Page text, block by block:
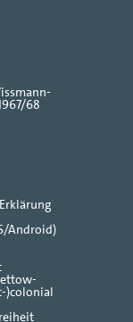
68
Android)
)colonial